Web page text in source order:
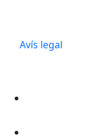
Avís legal